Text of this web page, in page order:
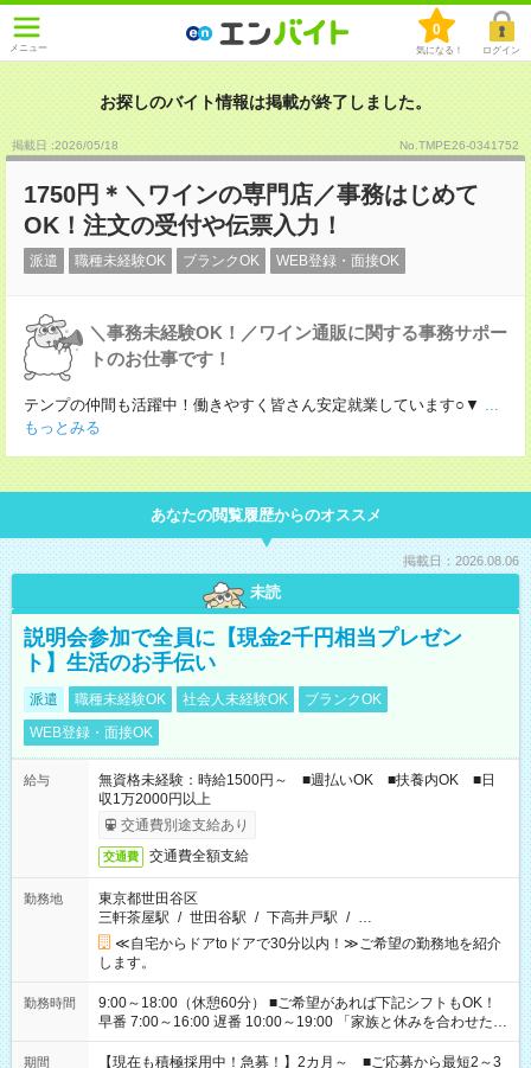
メニュー
0
気になる！ ログイン
お探しのバイト情報は掲載が終了しました。
掲載日 :2026/05/18 No.TMPE26-0341752
1750円＊＼ワインの専門店／事務はじめて
OK！注文の受付や伝票入力！
派遣 職種未経験OK ブランクOK WEB登録・面接OK
＼事務未経験OK！／ワイン通販に関する事務サポー
トのお仕事です！
テンプの仲間も活躍中！働きやすく皆さん安定就業しています○▼ ...
もっとみる
あなたの閲覧履歴からのオススメ
掲載日：2026.08.06
未読
説明会参加で全員に【現金2千円相当プレゼン
ト】生活のお手伝い
派遣 職種未経験OK 社会人未経験OK
ブランクOK
WEB登録・面接OK
給与
無資格未経験：時給1500円～ ■週払いOK ■扶養内OK ■日
収1万2000円以上
交通費別途支給あり
交通費 交通費全額支給
勤務地
東京都世田谷区
三軒茶屋駅 / 世田谷駅 / 下高井戸駅 / …
≪自宅からドアtoドアで30分以内！≫ご希望の勤務地を紹介
します。
勤務時間
9:00～18:00（休憩60分） ■ご希望があれば下記シフトもOK！
早番 7:00～16:00 遅番 10:00～19:00 「家族と休みを合わせた
い」 「余裕を持って夕飯の準備がしたい」 「できれば残業はし
たくない」 など、ご希望を教えてくださいね。 ※Wワーク希望
期間
【現在も積極採用中！急募！】2カ月～ ■ご応募から最短2～3